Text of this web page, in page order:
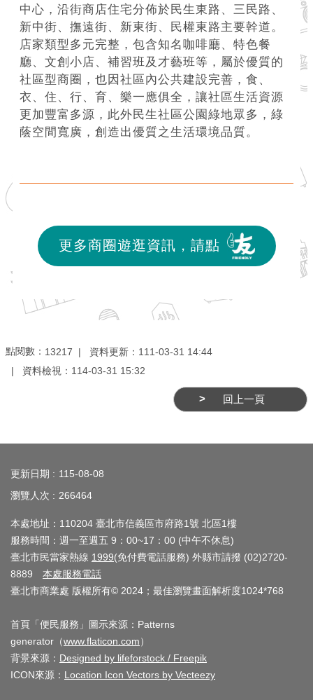
中心，沿街商店住宅分佈於民生東路、三民路、
新中街、撫遠街、新東街、民權東路主要幹道。
店家類型多元完整，包含知名咖啡廳、特色餐
廳、文創小店、補習班及才藝班等，屬於優質的
社區型商圈，也因社區內公共建設完善，食、
衣、住、行、育、樂一應俱全，讓社區生活資源
更加豐富多源，此外民生社區公園綠地眾多，綠
蔭空間寬廣，創造出優質之生活環境品質。
更多商圈遊逛資訊，請點
點閱數： 13217 資料更新： 111-03-31 14:44
資料檢視： 114-03-31 15:32
回上一頁
更新日期
115-08-08
瀏覽人次
266464
本處地址：110204 臺北市信義區市府路1號 北區1樓
服務時間：週一至週五 9：00~17：00 (中午不休息)
臺北市民當家熱線 1999(免付費電話服務) 外縣市請撥 (02)2720-
8889 本處服務電話
臺北市商業處 版權所有© 2024；最佳瀏覽畫面解析度1024*768
首頁「便民服務」圖示來源：Patterns
generator（www.flaticon.com）
背景來源： Designed by lifeforstock / Freepik
ICON來源： Location Icon Vectors by Vecteezy